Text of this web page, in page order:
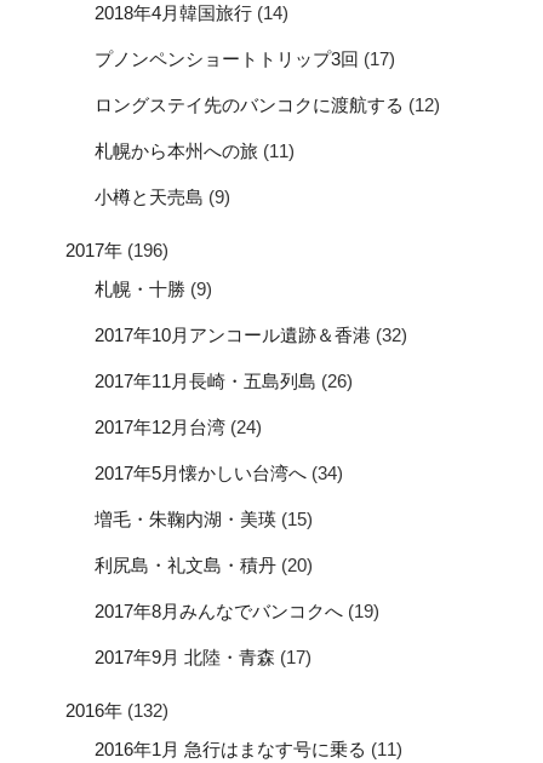
2018年4月韓国旅行 (14)
プノンペンショートトリップ3回 (17)
ロングステイ先のバンコクに渡航する (12)
札幌から本州への旅 (11)
小樽と天売島 (9)
2017年 (196)
札幌・十勝 (9)
2017年10月アンコール遺跡＆香港 (32)
2017年11月長崎・五島列島 (26)
2017年12月台湾 (24)
2017年5月懐かしい台湾へ (34)
増毛・朱鞠内湖・美瑛 (15)
利尻島・礼文島・積丹 (20)
2017年8月みんなでバンコクへ (19)
2017年9月 北陸・青森 (17)
2016年 (132)
2016年1月 急行はまなす号に乗る (11)